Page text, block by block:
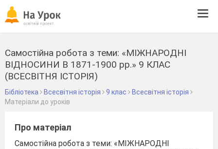
Самостійна робота з теми: «МІЖНАРОДНІ
ВІДНОСИНИ В 1871-1900 рр.» 9 КЛАС
(ВСЕСВІТНЯ ІСТОРІЯ)
Бібліотека Всесвітня історія 9 клас
Всесвітня історія
Матеріали до уроків
Про матеріал
Самостійна робота з теми: «МІЖНАРОДНІ